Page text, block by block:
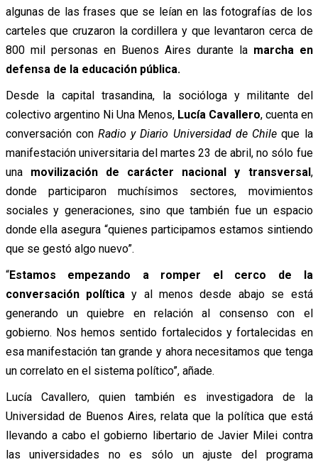
algunas de las frases que se leían en las fotografías de los
carteles que cruzaron la cordillera y que levantaron cerca de
800 mil personas en Buenos Aires durante la marcha en
defensa de la educación pública.
Desde la capital trasandina, la socióloga y militante del
colectivo argentino Ni Una Menos, Lucía Cavallero, cuenta en
conversación con Radio y Diario Universidad de Chile que la
manifestación universitaria del martes 23 de abril, no sólo fue
una movilización de carácter nacional y transversal,
donde participaron muchísimos sectores, movimientos
sociales y generaciones, sino que también fue un espacio
donde ella asegura “quienes participamos estamos sintiendo
que se gestó algo nuevo”.
“Estamos empezando a romper el cerco de la
conversación política y al menos desde abajo se está
generando un quiebre en relación al consenso con el
gobierno. Nos hemos sentido fortalecidos y fortalecidas en
esa manifestación tan grande y ahora necesitamos que tenga
un correlato en el sistema político”, añade.
Lucía Cavallero, quien también es investigadora de la
Universidad de Buenos Aires, relata que la política que está
llevando a cabo el gobierno libertario de Javier Milei contra
las universidades no es sólo un ajuste del programa